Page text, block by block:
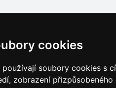
cookies
soubory cookies s
zobrazení přizpůsobeného